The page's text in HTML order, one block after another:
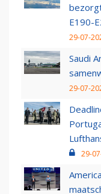
E190-
29-07-
Saudi
29-07-
29-